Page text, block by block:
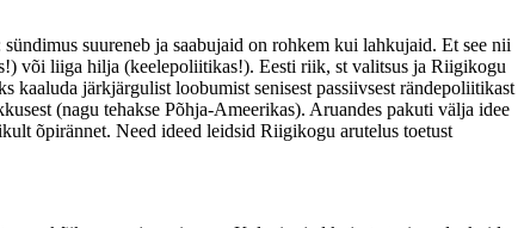
suureneb ja saabujaid on rohkem kui lahkujaid. Et see nii
või liiga hilja (keelepoliitikas!). Eesti riik, st valitsus ja Riigikogu
kaaluda järkjärgulist loobumist senisest passiivsest rändepoliitikast
(nagu tehakse Põhja-Ameerikas). Aruandes pakuti välja idee
õpirännet. Need ideed leidsid Riigikogu arutelus toetust